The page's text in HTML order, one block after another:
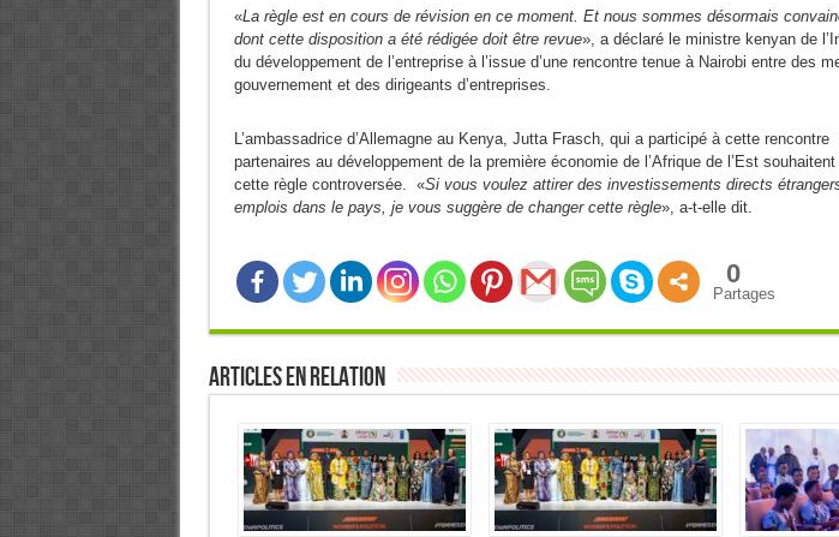
«La règle est en cours de révision en ce moment. Et nous sommes désormais
dont cette disposition a été rédigée doit être revue», a déclaré le ministre kenyan de
du développement de l’entreprise à l’issue d’une rencontre tenue à Nairobi entre des
gouvernement et des dirigeants d’entreprises.
L’ambassadrice d’Allemagne au Kenya, Jutta Frasch, qui a participé à cette
partenaires au développement de la première économie de l’Afrique de l’Est
cette règle controversée. «Si vous voulez attirer des investissements directs
emplois dans le pays, je vous suggère de changer cette règle», a-t-elle dit.
0
Partages
Articles en relation